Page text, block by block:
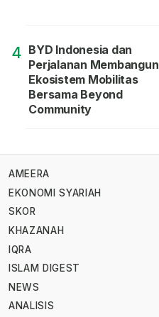
4 BYD Indonesia dan
Perjalanan Membangun
Ekosistem Mobilitas
Bersama Beyond
Community
AMEERA
EKONOMI SYARIAH
SKOR
KHAZANAH
IQRA
ISLAM DIGEST
NEWS
ANALISIS